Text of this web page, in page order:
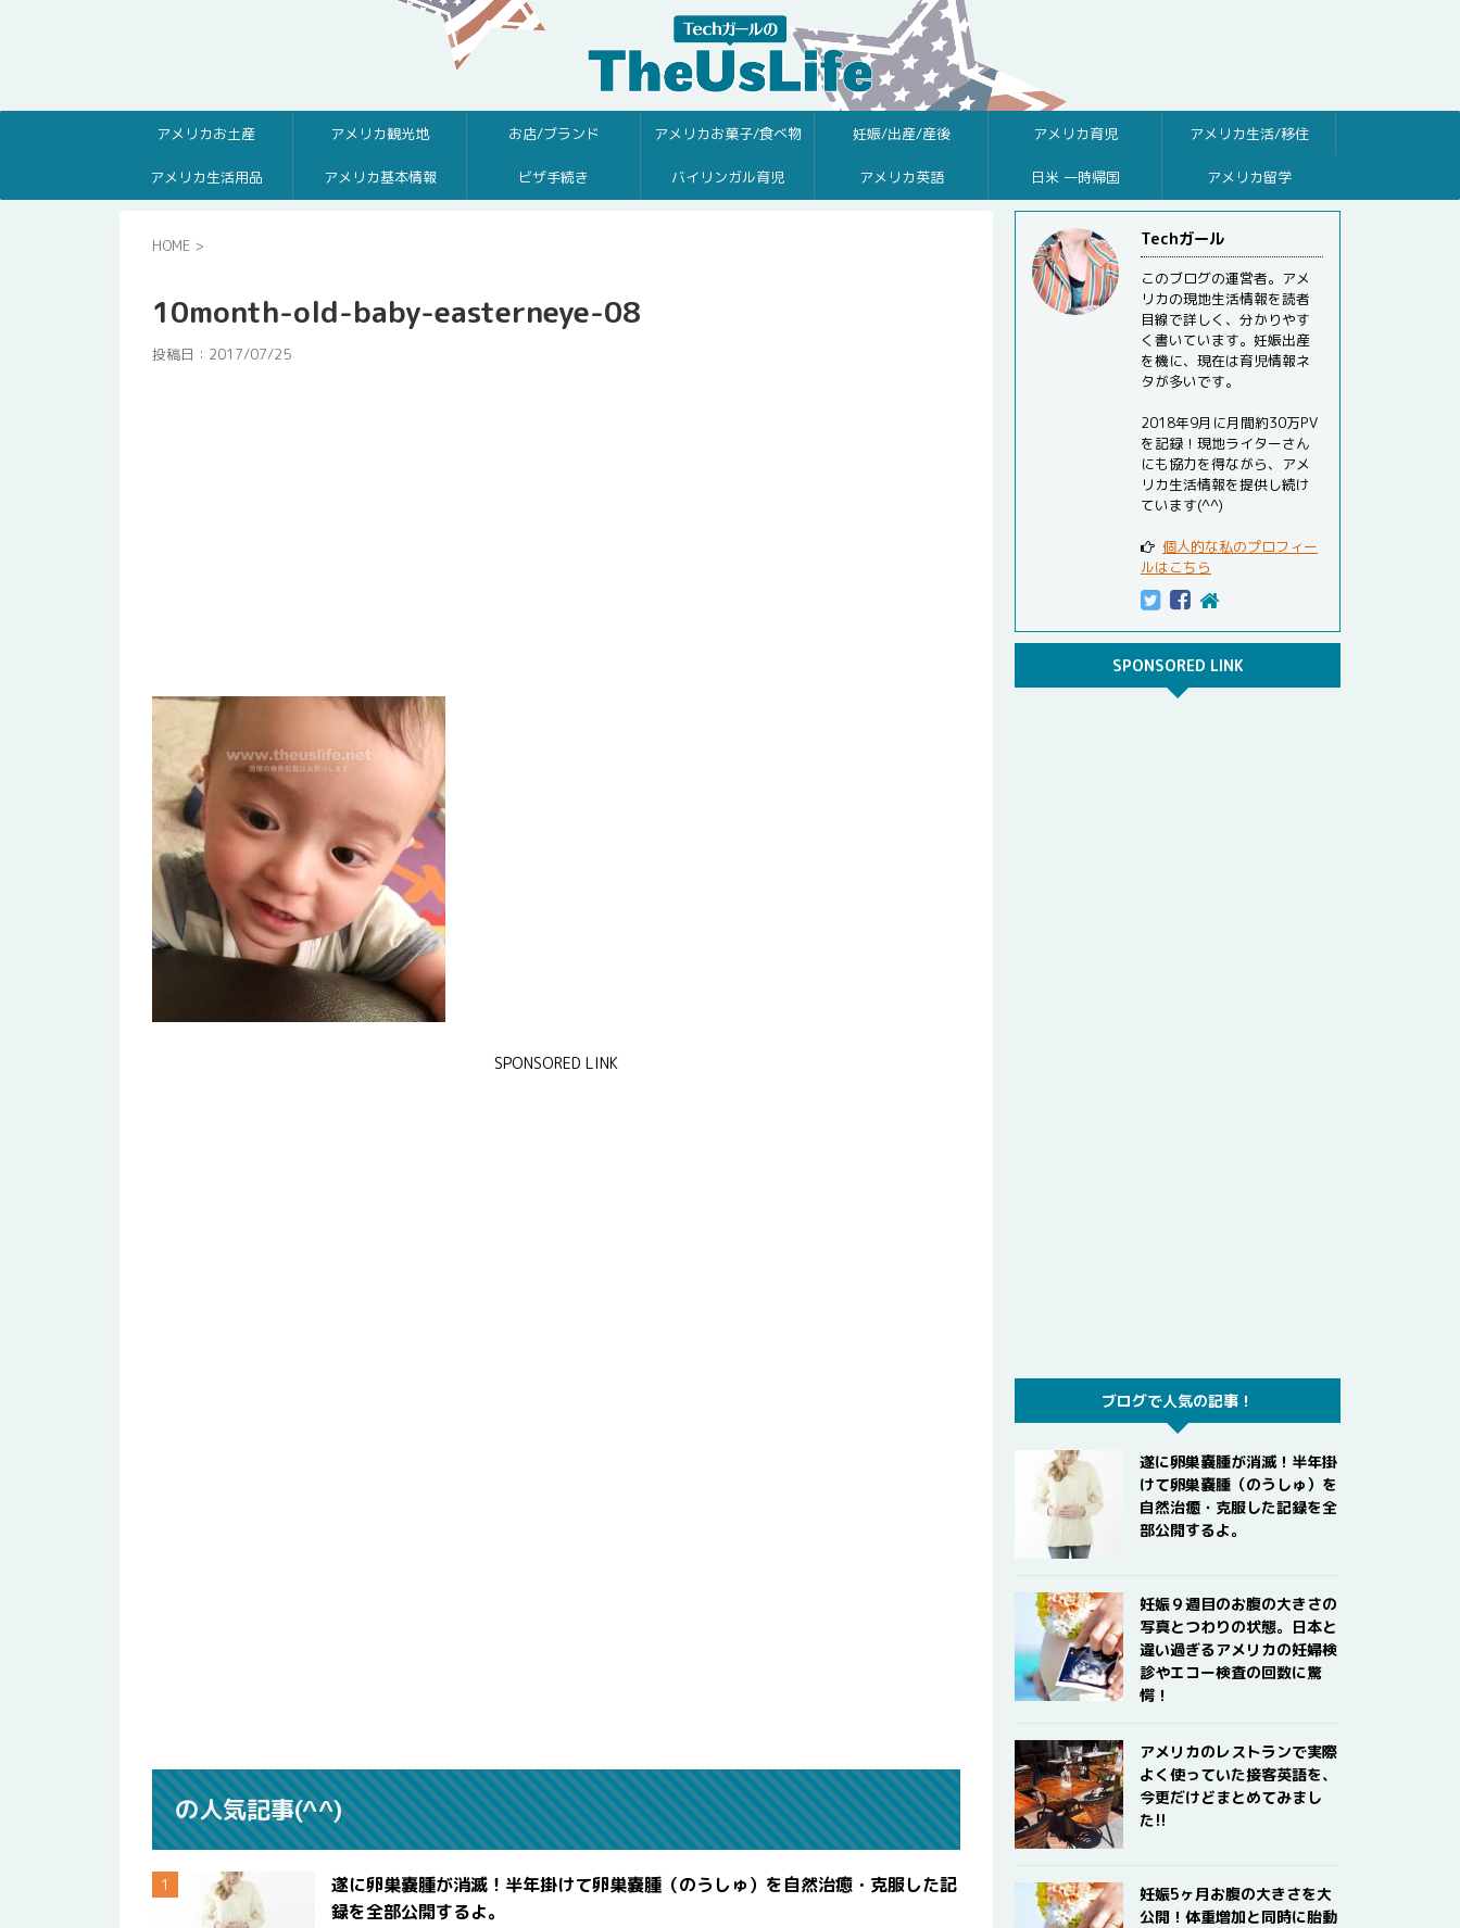
アメリカお土産 アメリカ観光地 お店/ブランド アメリカお菓子/食べ物 妊娠/出産/産後 アメリカ育児 アメリカ生活/移住
アメリカ生活用品 アメリカ基本情報 ビザ手続き バイリンガル育児 アメリカ英語 日米 一時帰国 アメリカ留学
HOME >
10month-old-baby-easterneye-08
投稿日： 2017/07/25
SPONSORED LINK
の人気記事(^^)
遂に卵巣嚢腫が消滅！半年掛けて卵巣嚢腫（のうしゅ）を自然治癒・克服した記
録を全部公開するよ。
Techガール
このブログの運営者。アメ
リカの現地生活情報を読者
目線で詳しく、分かりやす
く書いています。妊娠出産
を機に、現在は育児情報ネ
タが多いです。
2018年9月に月間約30万PV
を記録！現地ライターさん
にも協力を得ながら、アメ
リカ生活情報を提供し続け
ています(^^)
個人的な私のプロフィー
ルはこちら
SPONSORED LINK
ブログで人気の記事！
遂に卵巣嚢腫が消滅！半年掛
けて卵巣嚢腫（のうしゅ）を
自然治癒・克服した記録を全
部公開するよ。
妊娠９週目のお腹の大きさの
写真とつわりの状態。日本と
違い過ぎるアメリカの妊婦検
診やエコー検査の回数に驚
愕！
アメリカのレストランで実際
よく使っていた接客英語を、
今更だけどまとめてみまし
た!!
妊娠5ヶ月お腹の大きさを大
公開！体重増加と同時に胎動